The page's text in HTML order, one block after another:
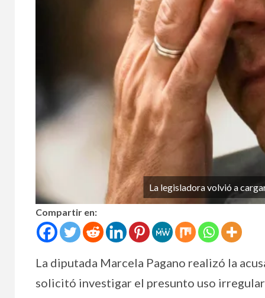
La legisladora volvió a
Compartir en:
La diputada Marcela Pagano realizó la
solicitó investigar el presunto uso